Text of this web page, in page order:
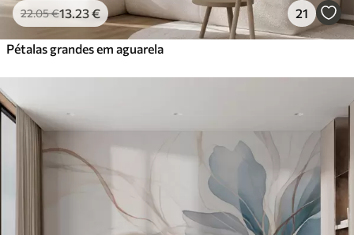
22.05€13.23€ 21
Pétalas grandes em aguarela